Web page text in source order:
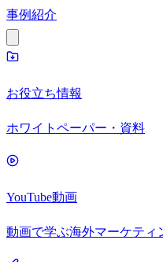
事例紹介
お役立ち情報
ホワイトペーパー・資料
YouTube動画
動画で学ぶ海外マーケティ